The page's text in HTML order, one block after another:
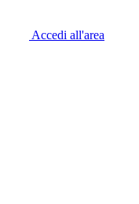
Accedi all'area